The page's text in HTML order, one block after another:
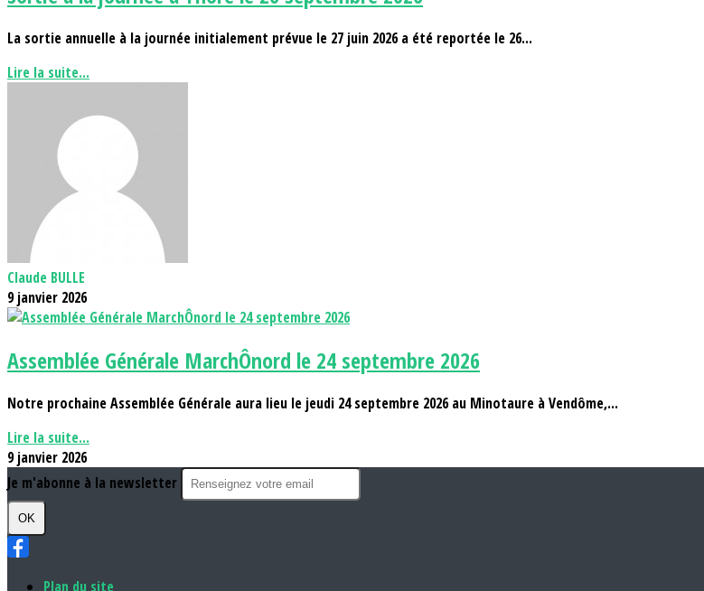
La sortie annuelle à la journée initialement prévue le 27 juin 2026 a été reportée le 26...
Lire la suite...
Claude BULLE
9 janvier 2026
Assemblée Générale MarchÔnord le 24 septembre 2026
Notre prochaine Assemblée Générale aura lieu le jeudi 24 septembre 2026 au Minotaure à Vendôme,...
Lire la suite...
9 janvier 2026
Je m'abonne à la newsletter
OK
Plan du site